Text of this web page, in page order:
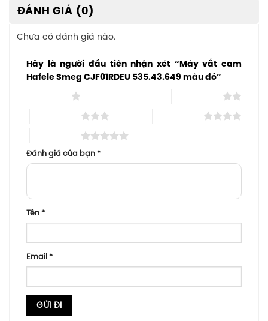
ĐÁNH GIÁ (0)
Chưa có đánh giá nào.
Hãy là người đầu tiên nhận xét “Máy vắt cam
Hafele Smeg CJF01RDEU 535.43.649 màu đỏ”
Đánh giá của bạn *
Tên *
Email *